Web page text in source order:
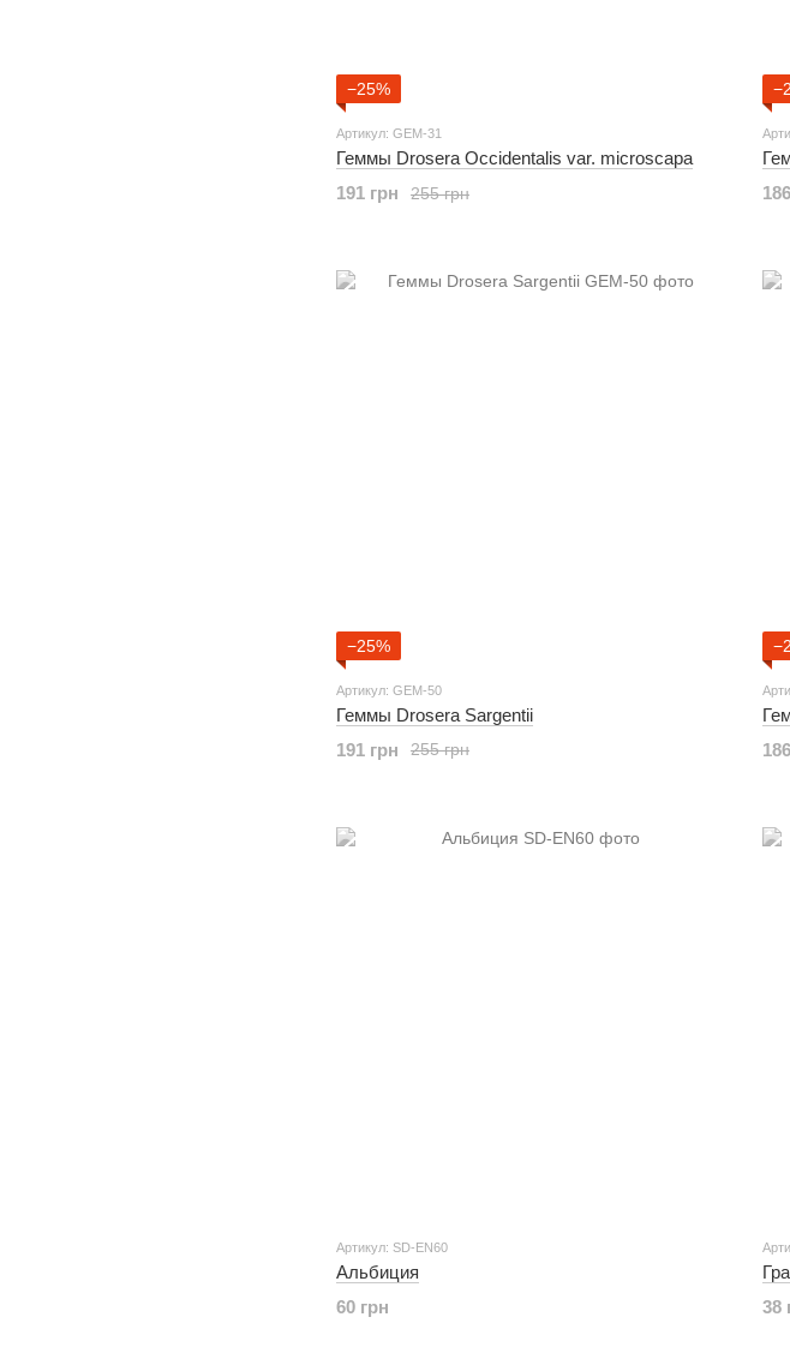
−25%
Артикул: GEM-31
Геммы Drosera Occidentalis var. microscapa
255 грн
191 грн
−25%
Артикул: GEM-50
Геммы Drosera Sargentii
255 грн
191 грн
Артикул: SD-EN60
Альбиция
60 грн
38